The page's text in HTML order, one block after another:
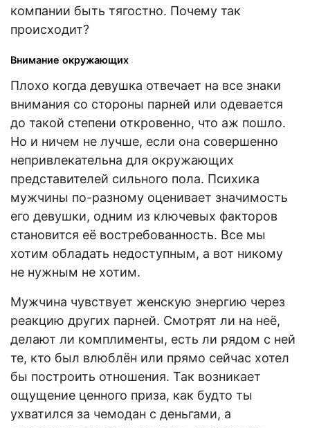
компании быть тягостно. Почему так
происходит?
Внимание окружающих
Плохо когда девушка отвечает на все знаки
внимания со стороны парней или одевается
до такой степени откровенно, что аж пошло.
Но и ничем не лучше, если она совершенно
непривлекательна для окружающих
представителей сильного пола. Психика
мужчины по-разному оценивает значимость
его девушки, одним из ключевых факторов
становится её востребованность. Все мы
хотим обладать недоступным, а вот никому
не нужным не хотим.
Мужчина чувствует женскую энергию через
реакцию других парней. Смотрят ли на неё,
делают ли комплименты, есть ли рядом с ней
те, кто был влюблён или прямо сейчас хотел
бы построить отношения. Так возникает
ощущение ценного приза, как будто ты
ухватился за чемодан с деньгами, а